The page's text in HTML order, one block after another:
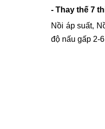
- Thay thế 7
Nồi áp suất,
độ nấu gấp 2-